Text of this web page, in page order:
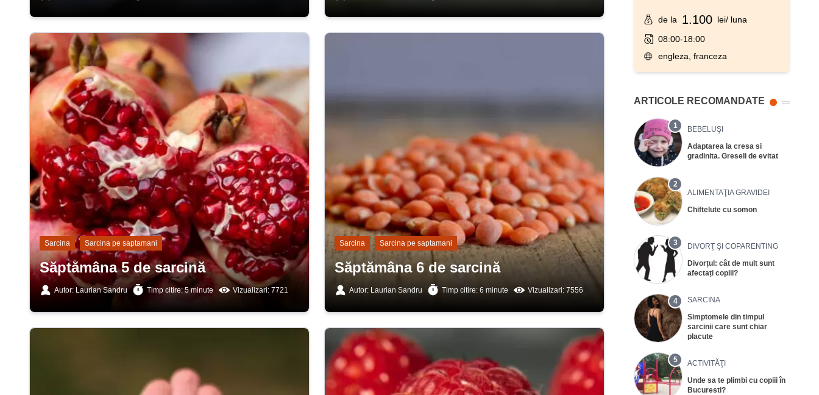
Sarcina Sarcina pe saptamani
Săptămâna 5 de sarcină
Autor: Laurian Sandru Timp citire: 5 minute Vizualizari: 7721
Sarcina Sarcina pe saptamani
Săptămâna 6 de sarcină
Autor: Laurian Sandru Timp citire: 6 minute Vizualizari: 7556
de la 1.100 lei/ luna
08:00-18:00
engleza, franceza
ARTICOLE RECOMANDATE
1
BEBELUŞI
Adaptarea la cresa si
gradinita. Greseli de evitat
2
ALIMENTAŢIA GRAVIDEI
Chiftelute cu somon
3
DIVORŢ ŞI COPARENTING
Divorțul: cât de mult sunt
afectați copiii?
4
SARCINA
Simptomele din timpul
sarcinii care sunt chiar
placute
5
ACTIVITĂŢI
Unde sa te plimbi cu copiii în
Bucuresti?